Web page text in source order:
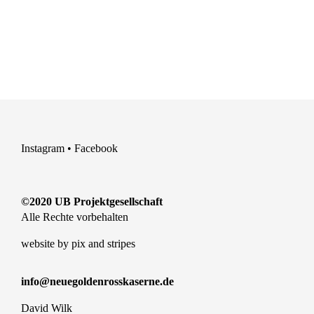
Instagram • Facebook
©2020 UB Projektgesellschaft
Alle Rechte vorbehalten
website by pix and stripes
info@neuegoldenrosskaserne.de
David Wilk